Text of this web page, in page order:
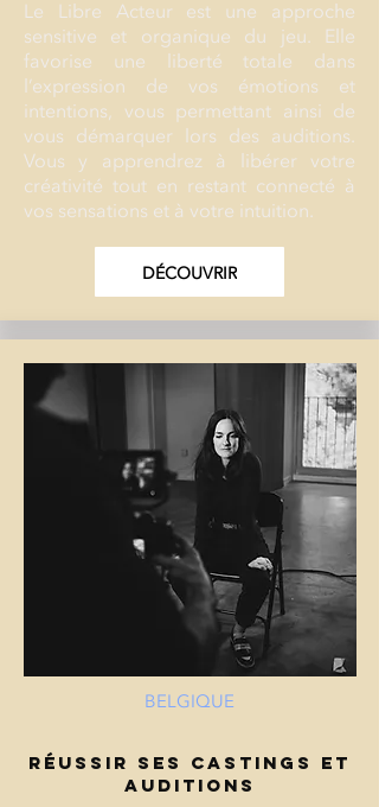
Le Libre Acteur est une approche
sensitive et organique du jeu. Elle
favorise une liberté totale dans
l’expression de vos émotions et
intentions, vous permettant ainsi de
vous démarquer lors des auditions.
Vous y apprendrez à libérer votre
créativité tout en restant connecté à
vos sensations et à votre intuition.
DÉCOUVRIR
BELGIQUE
RÉUSSIR SES CASTINGS ET
AUDITIONS